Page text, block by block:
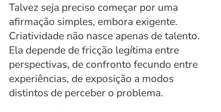
Talvez seja preciso começar por uma
afirmação simples, embora exigente.
Criatividade não nasce apenas de talento.
Ela depende de fricção legítima entre
perspectivas, de confronto fecundo entre
experiências, de exposição a modos
distintos de perceber o problema.